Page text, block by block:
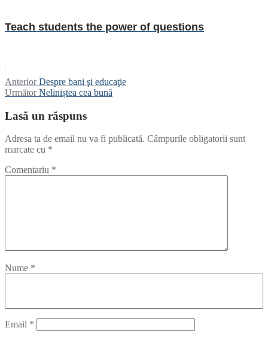
Teach students the power of questions
Navigare
în
articole
Anterior Articolul
anterior:
Despre bani şi educaţie
Următor Articolul
Neliniștea cea bună
Lasă un răspuns
Adresa ta de email nu va fi publicată. Câmpurile obligatorii sunt
marcate cu *
Comentariu *
Nume *
Email *